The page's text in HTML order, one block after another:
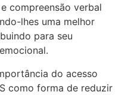
compreensão verbal
lhes uma melhor
para seu
do acesso
como forma de reduzir